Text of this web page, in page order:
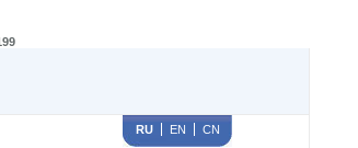
RU EN CN